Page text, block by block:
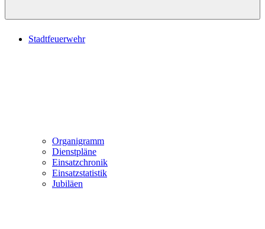
Stadtfeuerwehr
Organigramm
Dienstpläne
Einsatzchronik
Einsatzstatistik
Jubiläen